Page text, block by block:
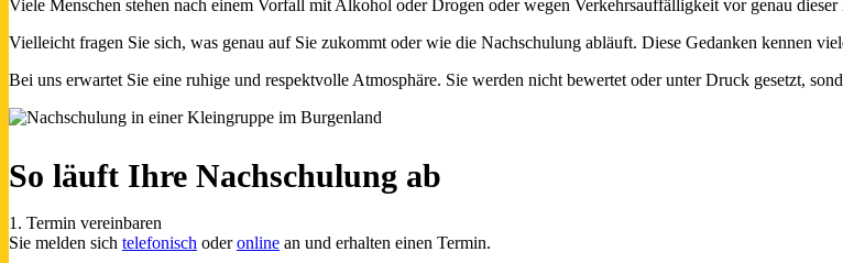
Viele Menschen stehen nach einem Vorfall mit Alkohol oder Drogen oder wegen Verkehrsauffälligkeit vor genau
Vielleicht fragen Sie sich, was genau auf Sie zukommt oder wie die Nachschulung abläuft. Diese Gedanken kennen
Bei uns erwartet Sie eine ruhige und respektvolle Atmosphäre. Sie werden nicht bewertet oder unter Druck gesetzt,
So läuft Ihre Nachschulung ab
1. Termin vereinbaren
Sie melden sich telefonisch oderonline an und erhalten einen Termin.